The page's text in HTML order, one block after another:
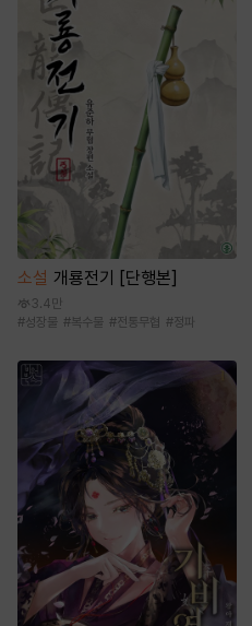
소설 개룡전기 [단행본]
3.4만
#성장물 #복수물 #전통무협 #정파